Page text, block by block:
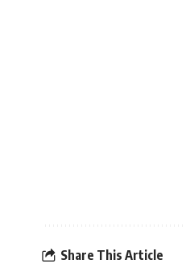
Share This Article